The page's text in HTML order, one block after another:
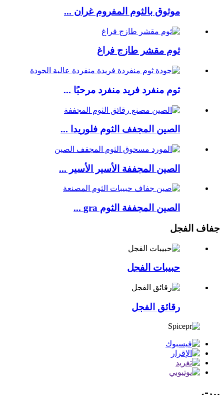
موثوق بالثوم المفروم غران ...
ثوم مقشر طازج فراغ
ثوم منفرد فريد منفرد مرحبًا ...
الصين المجفف الثوم فلوريدا ...
الصين المجففة الأسير الأسير ...
الصين المجففة الثوم gra ...
جفاف الفجل
حبيبات الفجل
رقائق الفجل